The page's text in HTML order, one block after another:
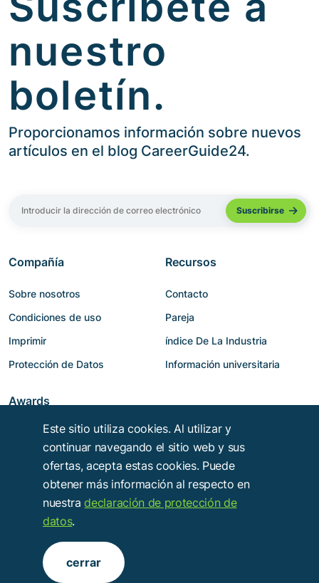
nuestro
boletín.
Proporcionamos información sobre nuevos
artículos en el blog CareerGuide24.
Compañía
Sobre nosotros
Condiciones de uso
Imprimir
Protección de Datos
Recursos
Contacto
Pareja
índice De La Industria
Información universitaria
Awards
Copyright © 2014 - 2026 Troy Verlags- und Werbungsgesellschaft mbH
Alle Rechte vorbehalten.
Este sitio utiliza cookies. Al utilizar y
continuar navegando el sitio web y sus
ofertas, acepta estas cookies. Puede
obtener más información al respecto en
nuestradeclaración de protección de
datos.
cerrar